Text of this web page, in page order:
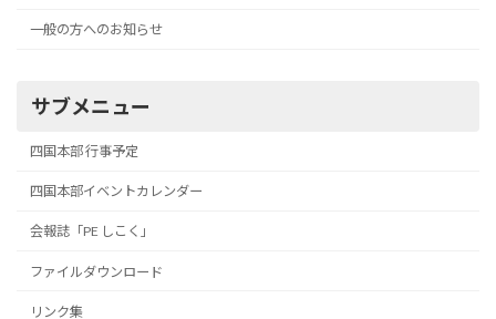
一般の方へのお知らせ
サブメニュー
四国本部 行事予定
四国本部イベントカレンダー
会報誌「PE しこく」
ファイルダウンロード
リンク集